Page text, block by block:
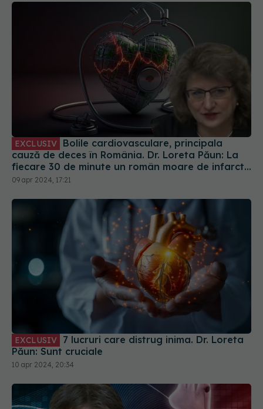
EXCLUSIV
cauză de deces în România. Dr. Loreta Păun: La
fiecare 30 de minute un român moare de infarct.
Suntem pe locuri fruntașe, dar într-un sens
09 apr 2024, 17:21
EXCLUSIV
Păun: Sunt cruciale
10 apr 2024, 20:34